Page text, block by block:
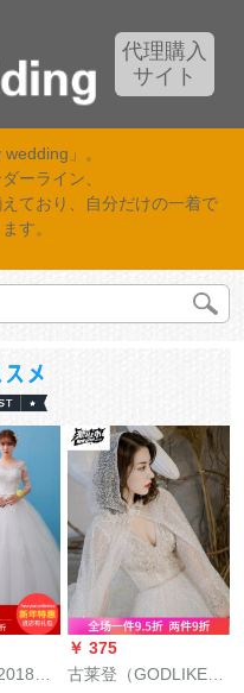
代理購入
サイト
」。
ーライン、
ており、自分だけの一着で
す。
新
￥ 375
古莱登（GODLIKE）